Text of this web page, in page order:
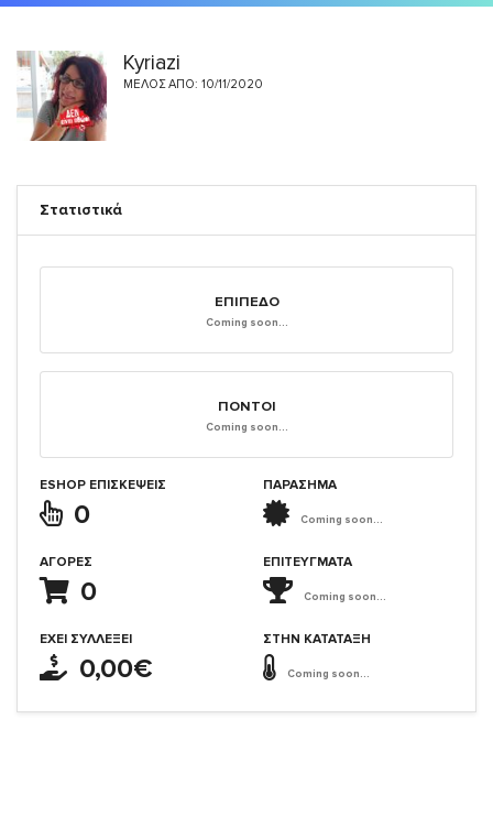
Kyriazi
ΜΈΛΟΣ ΑΠΌ: 10/11/2020
Στατιστικά
ΕΠΊΠΕΔΟ
Coming soon...
ΠΌΝΤΟΙ
Coming soon...
ESHOP ΕΠΙΣΚΈΨΕΙΣ
0
ΑΓΟΡΈΣ
0
ΈΧΕΙ ΣΥΛΛΈΞΕΙ
0,00€
ΠΑΡΑΣΗΜΑ
Coming soon...
ΕΠΙΤΕΎΓΜΑΤΑ
Coming soon...
ΣΤΗΝ ΚΑΤΆΤΑΞΗ
Coming soon...